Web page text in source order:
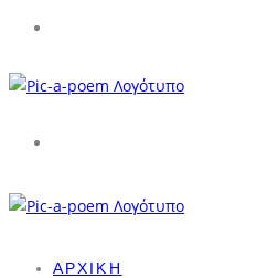
ΑΡΧΙΚΉ